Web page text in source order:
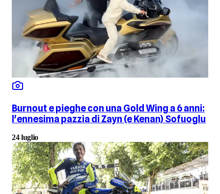
Burnout e pieghe con una Gold Wing a 6 anni:
l'ennesima pazzia di Zayn (e Kenan) Sofuoglu
24 luglio